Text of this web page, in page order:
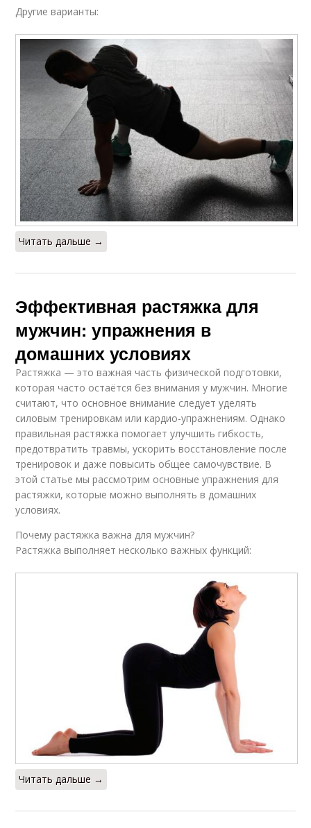
Другие варианты:
Читать дальше →
Эффективная растяжка для
мужчин: упражнения в
домашних условиях
Растяжка — это важная часть физической подготовки,
которая часто остаётся без внимания у мужчин. Многие
считают, что основное внимание следует уделять
силовым тренировкам или кардио-упражнениям. Однако
правильная растяжка помогает улучшить гибкость,
предотвратить травмы, ускорить восстановление после
тренировок и даже повысить общее самочувствие. В
этой статье мы рассмотрим основные упражнения для
растяжки, которые можно выполнять в домашних
условиях.
Почему растяжка важна для мужчин?
Растяжка выполняет несколько важных функций:
Читать дальше →